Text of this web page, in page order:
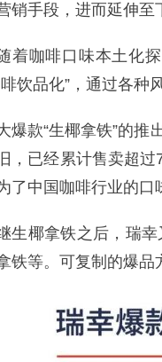
销手段，进而延伸至
着咖啡口味本土化
啡饮品化”，通过各种
爆款“生椰拿铁”的
，已经累计售卖超
了中国咖啡行业的口
生椰拿铁之后，瑞
铁等。可复制的爆品